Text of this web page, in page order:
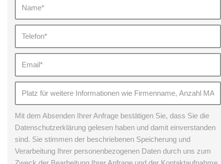
Mit dem Absenden Ihrer Anfrage bestätigen Sie, dass Sie die
Datenschutzerklärung gelesen haben und damit einverstanden
sind. Sie stimmen der beschriebenen Speicherung und
Verarbeitung Ihrer personenbezogenen Daten durch uns zum